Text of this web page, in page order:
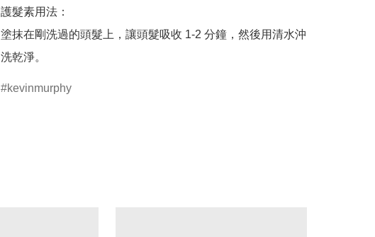
護髮素用法：
塗抹在剛洗過的頭髮上，讓頭髮吸收 1-2 分鐘，然後用清水沖
洗乾淨。
kevinmurphy